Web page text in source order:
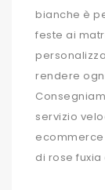
bianche è
feste ai
rendere
servizio
di rose